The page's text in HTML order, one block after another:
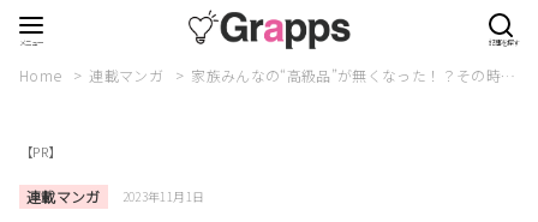
Home 連載マンガ 家族みんなの“高級品”が無くなった！？その時…
【PR】
連載マンガ 2023年11月1日